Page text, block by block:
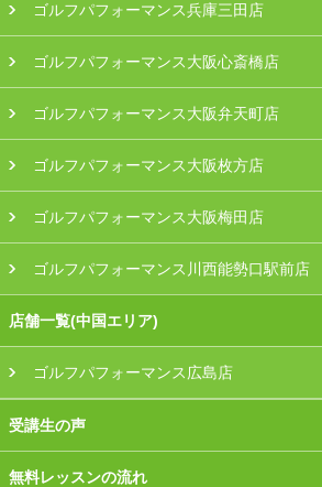
ゴルフパフォーマンス兵庫三田店
ゴルフパフォーマンス大阪心斎橋店
ゴルフパフォーマンス大阪弁天町店
ゴルフパフォーマンス大阪枚方店
ゴルフパフォーマンス大阪梅田店
ゴルフパフォーマンス川西能勢口駅前店
店舗一覧(中国エリア)
ゴルフパフォーマンス広島店
受講生の声
無料レッスンの流れ